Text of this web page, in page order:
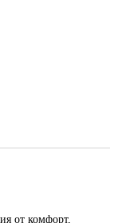
от комфорт,